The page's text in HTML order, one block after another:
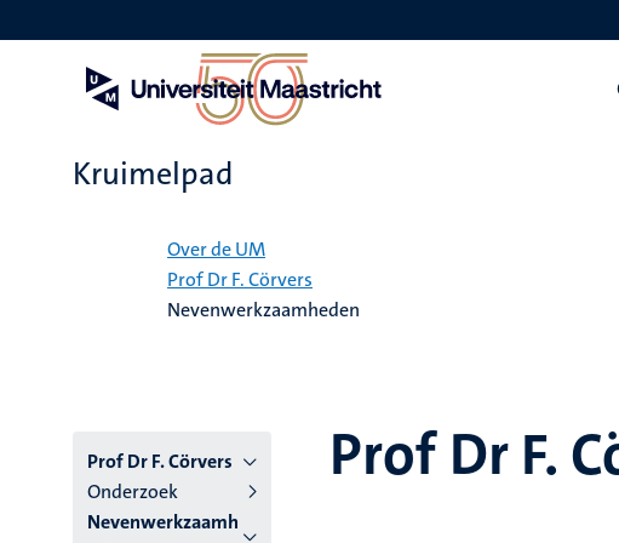
en
Kruimelpad
Over de UM
Prof Dr F. Cörvers
Nevenwerkzaamheden
Prof Dr F. Cörvers
Onderzoek
Nevenwerkzaamh
Prof Dr F.